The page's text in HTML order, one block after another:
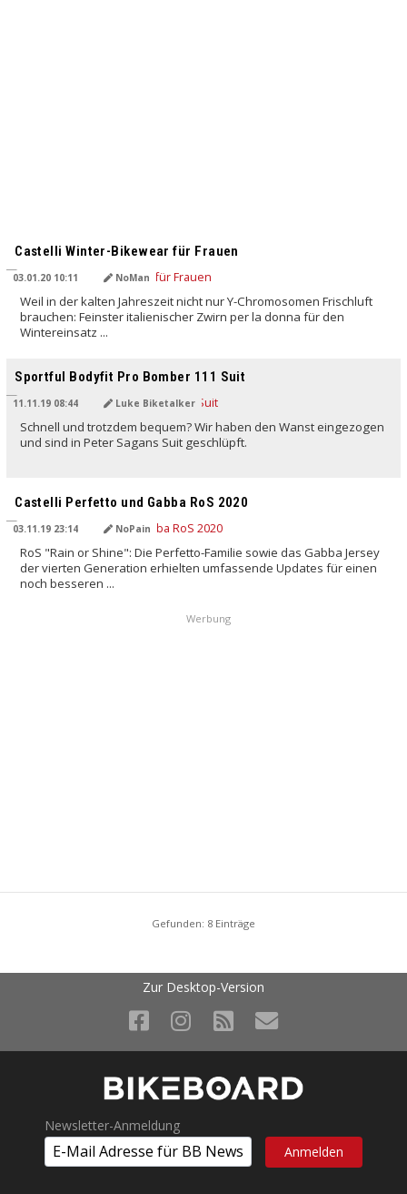
Castelli Winter-Bikewear für Frauen
03.01.20 10:11 NoMan
Weil in der kalten Jahreszeit nicht nur Y-Chromosomen Frischluft
brauchen: Feinster italienischer Zwirn per la donna für den
Wintereinsatz ...
Sportful Bodyfit Pro Bomber 111 Suit
11.11.19 08:44 Luke Biketalker
Schnell und trotzdem bequem? Wir haben den Wanst eingezogen
und sind in Peter Sagans Suit geschlüpft.
Castelli Perfetto und Gabba RoS 2020
03.11.19 23:14 NoPain
RoS "Rain or Shine": Die Perfetto-Familie sowie das Gabba Jersey
der vierten Generation erhielten umfassende Updates für einen
noch besseren ...
Werbung
Gefunden: 8 Einträge
Zur Desktop-Version
Newsletter-Anmeldung